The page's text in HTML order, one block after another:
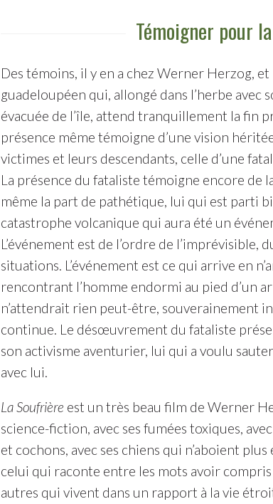
Témoigner pour
Des témoins, il y en a chez Werner Herzog,
guadeloupéen qui, allongé dans l’herbe avec
évacuée de l’île, attend tranquillement la fin
présence même témoigne d’une vision
victimes et leurs descendants, celle d’une
La présence du fataliste témoigne encore
même la part de pathétique, lui qui est parti
catastrophe volcanique qui aura été un
L’événement est de l’ordre de
situations. L’événement est ce qui arrive en
rencontrant l’homme endormi au pied d’un
n’attendrait rien peut-être, souverainement
continue. Le désœuvrement du fataliste
son activisme aventurier, lui qui a voulu
avec lui.
La Soufrière est un très beau film de Werner
science-fiction, avec ses fumées toxiques,
et cochons, avec ses chiens qui n’aboient
celui qui raconte entre les mots avoir
autres qui vivent dans un rapport à la vie